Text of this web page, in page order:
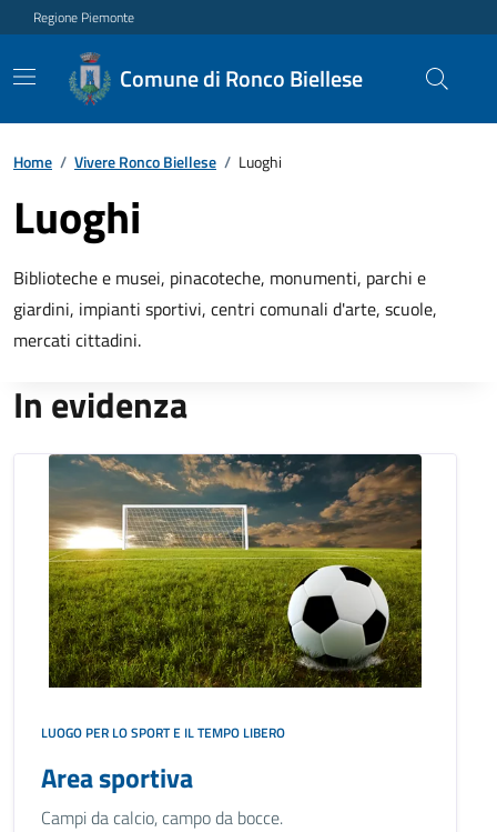
Regione Piemonte
Comune di Ronco Biellese
Home / Vivere Ronco Biellese / Luoghi
Luoghi
Biblioteche e musei, pinacoteche, monumenti, parchi e
giardini, impianti sportivi, centri comunali d'arte, scuole,
mercati cittadini.
In evidenza
LUOGO PER LO SPORT E IL TEMPO LIBERO
Area sportiva
Campi da calcio, campo da bocce.